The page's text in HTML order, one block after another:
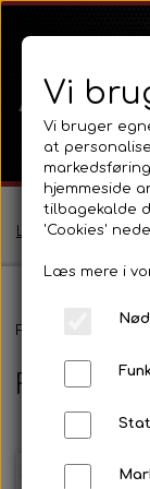
Log ind / Opret
Forside
Fortøj
Vi
Vi bruger
at
hjemmeside
tilbagekalde
'Cookies'
Læs mere i